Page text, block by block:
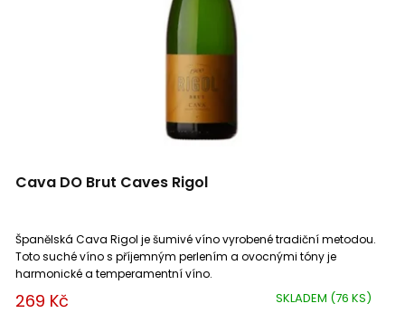
Cava DO Brut Caves Rigol
SKLADEM (76 KS)
269 Kč
Španělská Cava Rigol je šumivé víno vyrobené tradiční metodou.
Toto suché víno s příjemným perlením a ovocnými tóny je
harmonické a temperamentní víno.